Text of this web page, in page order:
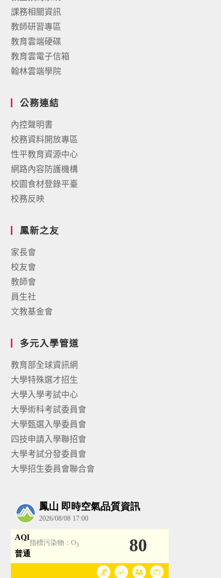
課務相關資訊
教師研習專區
教育雲端硬碟
教育雲電子信箱
翰林雲端學院
公務連結
內控聲明書
校務資料開放專區
性平教育資源中心
網路內容防護機構
校園食材登錄平臺
校務反映
鳳新之友
家長會
校友會
教師會
員生社
文教基金會
多元入學管道
教育部全球資訊網
大學特殊選才招生
大學入學考試中心
大學術科考試委員會
大學甄選入學委員會
四技申請入學聯招會
大學考試分發委員會
大學招生委員會聯合會